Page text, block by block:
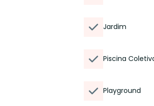
Jardim
Piscina
Playground